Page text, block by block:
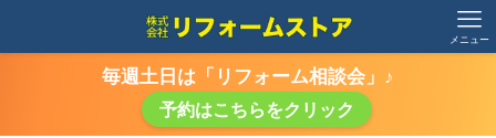
メニュー
毎週土日は「リフォーム相談会」♪
予約はこちらをクリック